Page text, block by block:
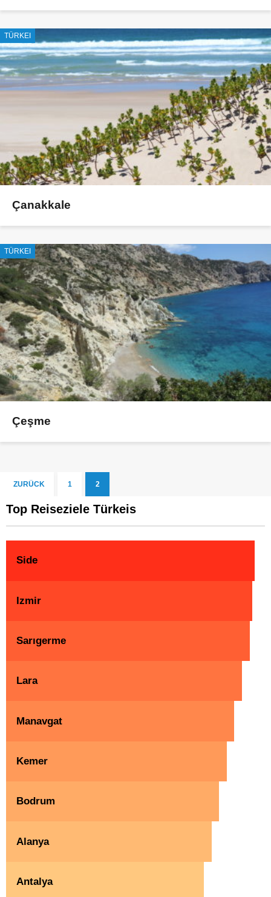
TÜRKEI
Çanakkale
TÜRKEI
Çeşme
ZURÜCK 1 2
Top Reiseziele Türkeis
Side
Izmir
Sarıgerme
Lara
Manavgat
Kemer
Bodrum
Alanya
Antalya